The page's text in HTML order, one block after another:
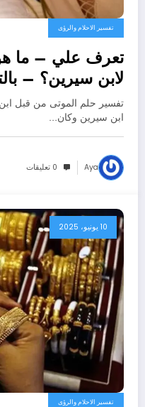
تفسير الاحلام والرؤى
تعرف علي – ما
لابن سيرين؟ –
تفسير حلم الموتى من قبل
ابن سيرين وكان…
Aya 0 تعليقات
10 يونيو، 2025
تفسير الاحلام والرؤى